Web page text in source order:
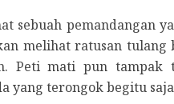
sebuah pemandangan
melihat ratusan tulang
Peti mati pun tampak
yang terongok begitu